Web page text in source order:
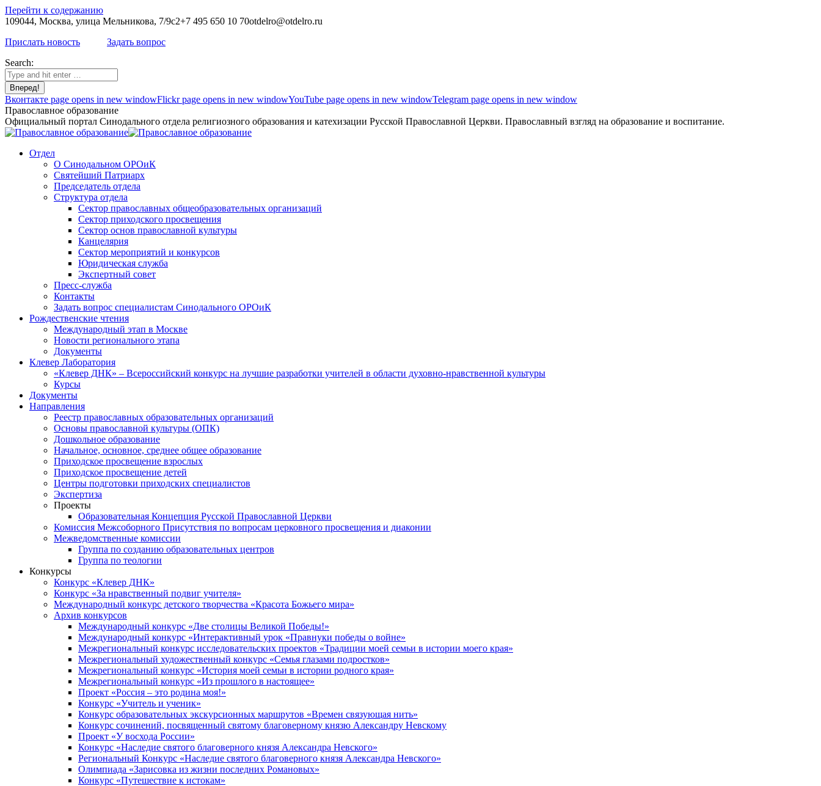
Перейти к содержанию
109044, Москва, улица Мельникова, 7/9с2+7 495 650 10 70otdelro@otdelro.ru
Прислать новость
Задать вопрос
Search:
Вконтакте page opens in new windowFlickr page opens in new windowYouTube page opens in new windowTelegram page opens in new window
Православное образование
Официальный портал Синодального отдела религиозного образования и катехизации Русской Православной Церкви. Православный взгляд на образование и воспитание.
Отдел
О Синодальном ОРОиК
Святейший Патриарх
Председатель отдела
Структура отдела
Сектор православных общеобразовательных организаций
Сектор приходского просвещения
Сектор основ православной культуры
Канцелярия
Сектор мероприятий и конкурсов
Юридическая служба
Экспертный совет
Пресс-служба
Контакты
Задать вопрос специалистам Синодального ОРОиК
Рождественские чтения
Международный этап в Москве
Новости регионального этапа
Документы
Клевер Лаборатория
«Клевер ДНК» – Всероссийский конкурс на лучшие разработки учителей в области духовно-нравственной культуры
Курсы
Документы
Направления
Реестр православных образовательных организаций
Основы православной культуры (ОПК)
Дошкольное образование
Начальное, основное, среднее общее образование
Приходское просвещение взрослых
Приходское просвещение детей
Центры подготовки приходских специалистов
Экспертиза
Проекты
Образовательная Концепция Русской Православной Церкви
Комиссия Межсоборного Присутствия по вопросам церковного просвещения и диаконии
Межведомственные комиссии
Группа по созданию образовательных центров
Группа по теологии
Конкурсы
Конкурс «Клевер ДНК»
Конкурс «За нравственный подвиг учителя»
Международный конкурс детского творчества «Красота Божьего мира»
Архив конкурсов
Международный конкурс «Две столицы Великой Победы!»
Международный конкурс «Интерактивный урок «Правнуки победы о войне»
Межрегиональный конкурс исследовательских проектов «Традиции моей семьи в истории моего края»
Межрегиональный художественный конкурс «Семья глазами подростков»
Межрегиональный конкурс «История моей семьи в истории родного края»
Межрегиональный конкурс «Из прошлого в настоящее»
Проект «Россия – это родина моя!»
Конкурс «Учитель и ученик»
Конкурс образовательных экскурсионных маршрутов «Времен связующая нить»
Конкурс сочинений, посвященный святому благоверному князю Александру Невскому
Проект «У восхода России»
Конкурс «Наследие святого благоверного князя Александра Невского»
Региональный Конкурс «Наследие святого благоверного князя Александра Невского»
Олимпиада «Зарисовка из жизни последних Романовых»
Конкурс «Путешествие к истокам»